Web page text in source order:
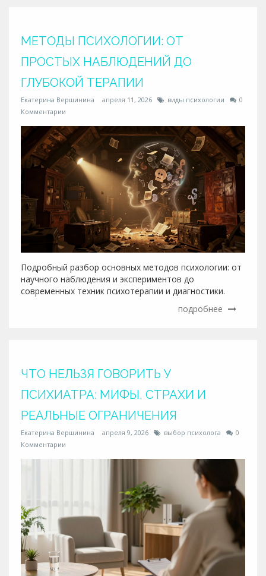
МЕТОДЫ ПСИХОЛОГИИ: ОТ
ПРОСТЫХ НАБЛЮДЕНИЙ ДО
ГЛУБОКОЙ ТЕРАПИИ
Екатерина Вершинина апреля 11, 2026 виды психологии
0
Комментарии
Подробный разбор основных методов психологии: от
научного наблюдения и экспериментов до
современных техник психотерапии и диагностики.
подробнее
ЧТО НЕЛЬЗЯ ГОВОРИТЬ У
ПСИХИАТРА: МИФЫ, СТРАХИ И
РЕАЛЬНЫЕ ОГРАНИЧЕНИЯ
Екатерина Вершинина апреля 9, 2026 выбор психолога
0
Комментарии